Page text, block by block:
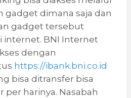
gadget dimana saja dan
gadget tersebut
internet. BNI Internet
dengan
https://ibank.bni.co.id
bisa ditransfer bisa
per harinya. Nasabah